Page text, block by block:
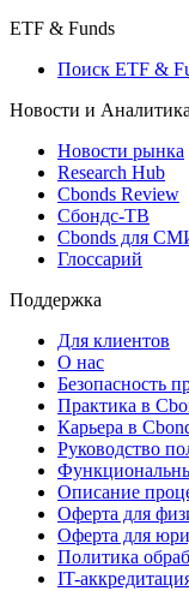
ETF & Funds
Поиск ETF &
Новости и Аналитика
Новости рынка
Research Hub
Cbonds Review
Сбондс-ТВ
Cbonds для
Глоссарий
Поддержка
Для клиентов
О нас
Безопасность
Практика в
Карьера в
Руководство
Описание
Оферта для
Оферта для
Политика
IT-